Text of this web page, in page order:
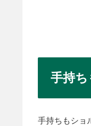
手持
手持ちもショ